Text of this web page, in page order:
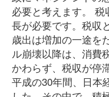
必要と考えます。
長が必要です。税収
歳出は増加の一途を
ル崩壊以降は、消費
かわらず、税収が停
平成の30年間、日本